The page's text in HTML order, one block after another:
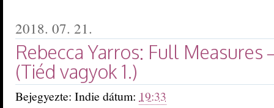
2018. 07. 21.
Rebecca Yarros: Full ​Measures
(Tiéd vagyok 1.)
Bejegyezte: Indie dátum: 19:33